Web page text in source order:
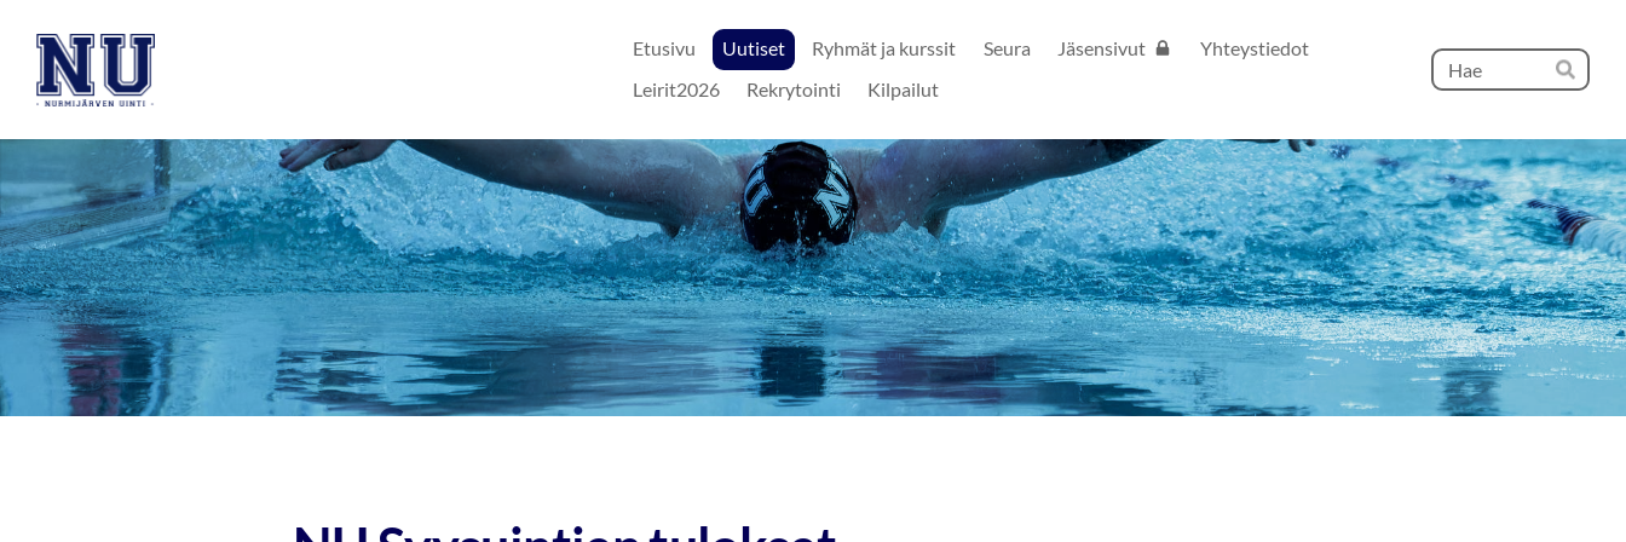
Siirry
sivun
sisältöön
Nurmijärven Uinti ry
Etusivu Uutiset Ryhmät ja kurssit Seura Jäsensivut
Yhteystiedot
Leirit2026
Rekrytointi Kilpailut Hae